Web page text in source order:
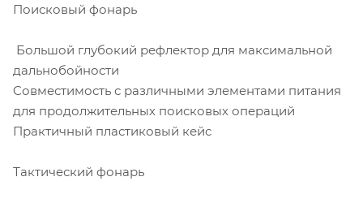
Поисковый фонарь
Большой глубокий рефлектор для максимальной
дальнобойности
Cовместимость с различными элементами питания
для продолжительных поисковых операций
Практичный пластиковый кейс
Тактический фонарь